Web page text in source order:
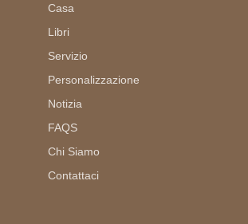
Casa
Libri
Servizio
Personalizzazione
Notizia
FAQS
Chi Siamo
Contattaci